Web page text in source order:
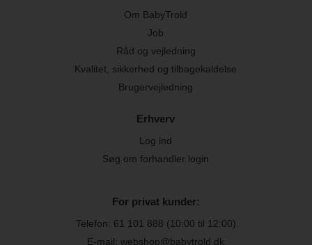
Om BabyTrold
Job
Råd og vejledning
Kvalitet, sikkerhed og tilbagekaldelse
Brugervejledning
Erhverv
Log ind
Søg om forhandler login
For privat kunder:
Telefon: 61 101 888 (10:00 til 12:00)
E-mail: webshop@babytrold.dk